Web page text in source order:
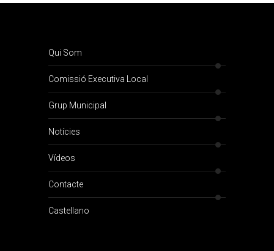
Qui Som
Comissió Executiva Local
Grup Municipal
Notícies
Vídeos
Contacte
Castellano